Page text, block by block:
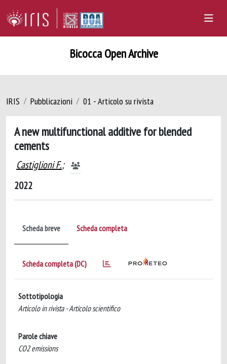
Bicocca Open Archive
IRIS Pubblicazioni 01 - Articolo su rivista
A new multifunctional additive for blended
cements
Castiglioni F.;
2022
Scheda breve Scheda completa
Scheda completa (DC)
Sottotipologia
Articolo in rivista - Articolo scientifico
Parole chiave
CO2 emissions